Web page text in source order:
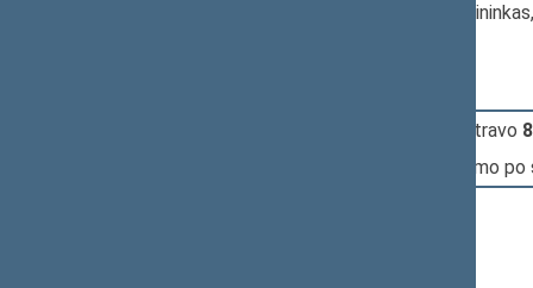
, Komiteto
(užsiregistravo
dėl pritarimo